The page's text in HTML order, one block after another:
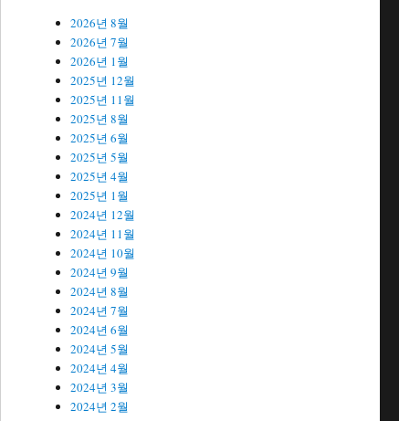
2026년 8월
2026년 7월
2026년 1월
2025년 12월
2025년 11월
2025년 8월
2025년 6월
2025년 5월
2025년 4월
2025년 1월
2024년 12월
2024년 11월
2024년 10월
2024년 9월
2024년 8월
2024년 7월
2024년 6월
2024년 5월
2024년 4월
2024년 3월
2024년 2월